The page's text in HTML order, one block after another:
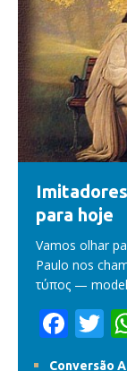
para hoje
Vamos olhar
Paulo nos
τύπος —
F T
w
Conversão